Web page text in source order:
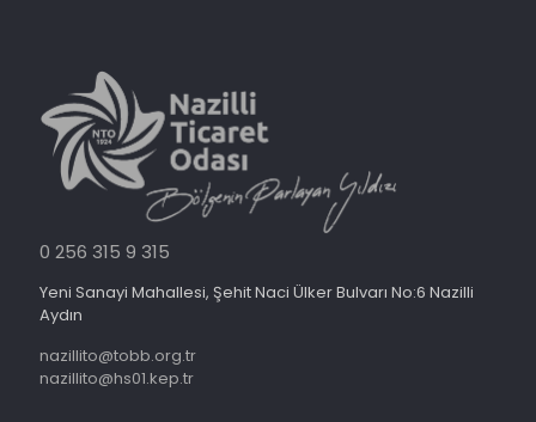
0 256 315 9 315
Yeni Sanayi Mahallesi, Şehit Naci Ülker Bulvarı No:6 Nazilli
Aydın
nazillito@tobb.org.tr
nazillito@hs01.kep.tr